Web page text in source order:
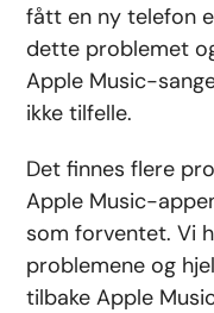
fått en ny telefon
dette problemet
Apple Music-
ikke tilfelle.
Det finnes flere
Apple Music-
som forventet. Vi
problemene og
tilbake Apple